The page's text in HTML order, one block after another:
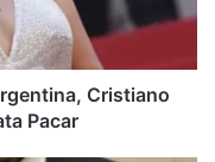
Cristiano
Pacar